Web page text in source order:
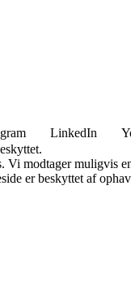
LinkedIn
modtager muligvis
er beskyttet af